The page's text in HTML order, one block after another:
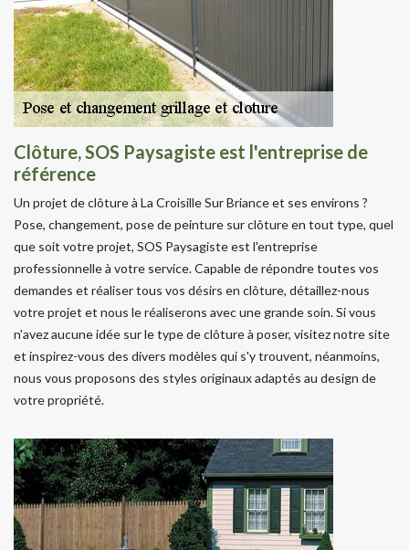
Clôture, SOS Paysagiste est l'entreprise de
référence
Un projet de clôture à La Croisille Sur Briance et ses environs ?
Pose, changement, pose de peinture sur clôture en tout type, quel
que soit votre projet, SOS Paysagiste est l'entreprise
professionnelle à votre service. Capable de répondre toutes vos
demandes et réaliser tous vos désirs en clôture, détaillez-nous
votre projet et nous le réaliserons avec une grande soin. Si vous
n'avez aucune idée sur le type de clôture à poser, visitez notre site
et inspirez-vous des divers modèles qui s'y trouvent, néanmoins,
nous vous proposons des styles originaux adaptés au design de
votre propriété.